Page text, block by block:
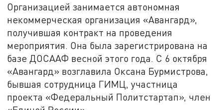
Организацией занимается автономная
некоммерческая организация «Авангард»,
получившая контракт на проведения
мероприятия. Она была зарегистрирована на
базе ДОСААФ весной этого года. С 6 октября
«Авангард» возглавила Оксана Бурмистрова,
бывшая сотрудница ГИМЦ, участница
проекта «Федеральный Политстартап», член